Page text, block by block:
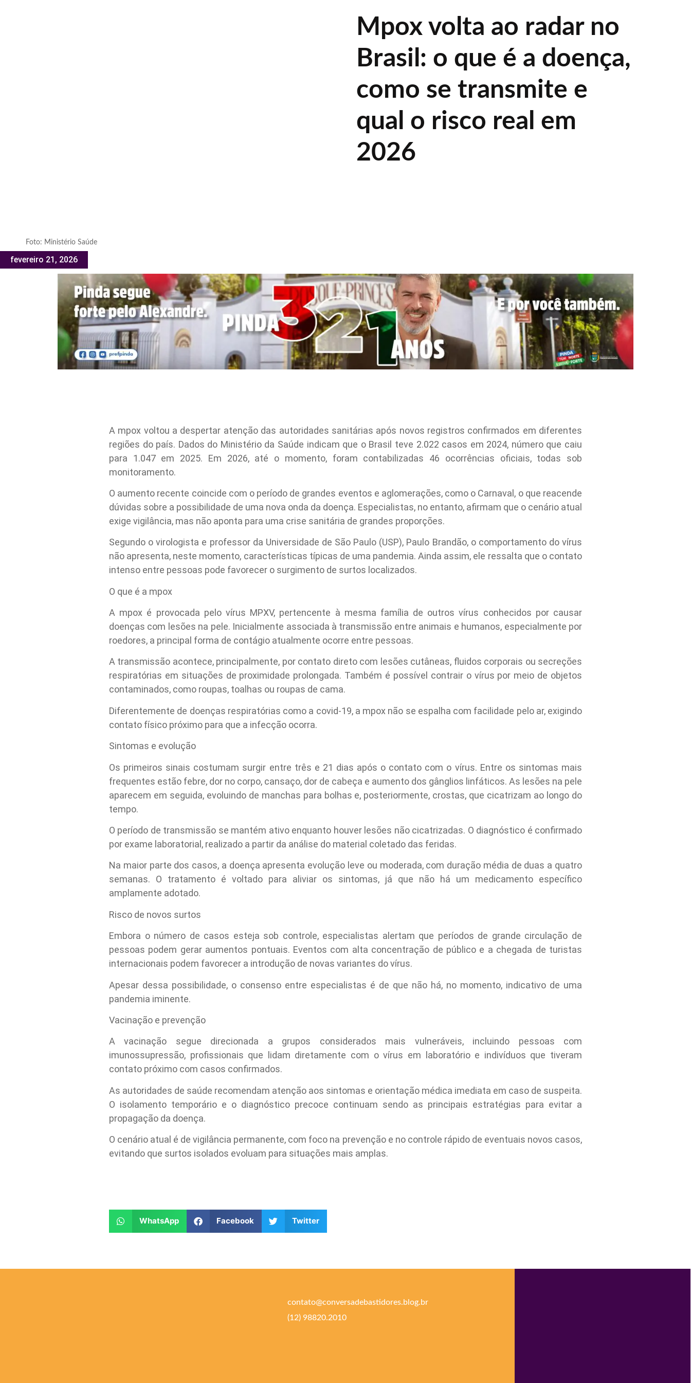
Foto: Ministério Saúde
fevereiro 21, 2026
Mpox volta ao radar no
Brasil: o que é a doença,
como se transmite e
qual o risco real em
2026
A mpox voltou a despertar atenção das autoridades sanitárias após novos registros confirmados em diferentes
regiões do país. Dados do Ministério da Saúde indicam que o Brasil teve 2.022 casos em 2024, número que caiu
para 1.047 em 2025. Em 2026, até o momento, foram contabilizadas 46 ocorrências oficiais, todas sob
monitoramento.
O aumento recente coincide com o período de grandes eventos e aglomerações, como o Carnaval, o que reacende
dúvidas sobre a possibilidade de uma nova onda da doença. Especialistas, no entanto, afirmam que o cenário atual
exige vigilância, mas não aponta para uma crise sanitária de grandes proporções.
Segundo o virologista e professor da Universidade de São Paulo (USP), Paulo Brandão, o comportamento do vírus
não apresenta, neste momento, características típicas de uma pandemia. Ainda assim, ele ressalta que o contato
intenso entre pessoas pode favorecer o surgimento de surtos localizados.
O que é a mpox
A mpox é provocada pelo vírus MPXV, pertencente à mesma família de outros vírus conhecidos por causar
doenças com lesões na pele. Inicialmente associada à transmissão entre animais e humanos, especialmente por
roedores, a principal forma de contágio atualmente ocorre entre pessoas.
A transmissão acontece, principalmente, por contato direto com lesões cutâneas, fluidos corporais ou secreções
respiratórias em situações de proximidade prolongada. Também é possível contrair o vírus por meio de objetos
contaminados, como roupas, toalhas ou roupas de cama.
Diferentemente de doenças respiratórias como a covid-19, a mpox não se espalha com facilidade pelo ar, exigindo
contato físico próximo para que a infecção ocorra.
Sintomas e evolução
Os primeiros sinais costumam surgir entre três e 21 dias após o contato com o vírus. Entre os sintomas mais
frequentes estão febre, dor no corpo, cansaço, dor de cabeça e aumento dos gânglios linfáticos. As lesões na pele
aparecem em seguida, evoluindo de manchas para bolhas e, posteriormente, crostas, que cicatrizam ao longo do
tempo.
O período de transmissão se mantém ativo enquanto houver lesões não cicatrizadas. O diagnóstico é confirmado
por exame laboratorial, realizado a partir da análise do material coletado das feridas.
Na maior parte dos casos, a doença apresenta evolução leve ou moderada, com duração média de duas a quatro
semanas. O tratamento é voltado para aliviar os sintomas, já que não há um medicamento específico
amplamente adotado.
Risco de novos surtos
Embora o número de casos esteja sob controle, especialistas alertam que períodos de grande circulação de
pessoas podem gerar aumentos pontuais. Eventos com alta concentração de público e a chegada de turistas
internacionais podem favorecer a introdução de novas variantes do vírus.
Apesar dessa possibilidade, o consenso entre especialistas é de que não há, no momento, indicativo de uma
pandemia iminente.
Vacinação e prevenção
A vacinação segue direcionada a grupos considerados mais vulneráveis, incluindo pessoas com
imunossupressão, profissionais que lidam diretamente com o vírus em laboratório e indivíduos que tiveram
contato próximo com casos confirmados.
As autoridades de saúde recomendam atenção aos sintomas e orientação médica imediata em caso de suspeita.
O isolamento temporário e o diagnóstico precoce continuam sendo as principais estratégias para evitar a
propagação da doença.
O cenário atual é de vigilância permanente, com foco na prevenção e no controle rápido de eventuais novos casos,
evitando que surtos isolados evoluam para situações mais amplas.
WhatsApp Facebook Twitter
contato@conversadebastidores.blog.br
(12) 98820.2010